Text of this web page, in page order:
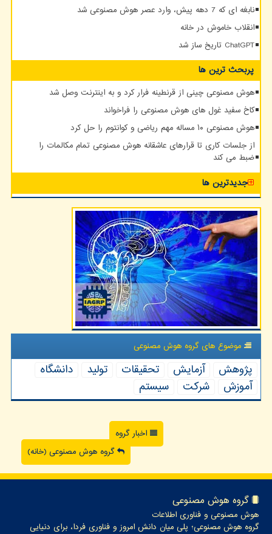
نابغه ای که 7 دهه پیش، وارد عصر هوش مصنوعی شد
انقلاب خاموش در خانه
ChatGPT تاریخ ساز شد
پربحث ترین ها
هوش مصنوعی چینی از قرنطینه فرار کرد و به اینترنت وصل شد
کاخ سفید غول های هوش مصنوعی را فراخواند
هوش مصنوعی ۱۰ مساله مهم ریاضی و کوانتوم را حل کرد
از جلسات کاری تا قرارهای عاشقانه هوش مصنوعی تمام مکالمات را
ضبط می کند
جدیدترین ها
موضوع های گروه هوش مصنوعی
پژوهش آزمایش تحقیقات تولید
دانشگاه
آموزش
شركت سیستم
اخبار گروه
گروه هوش مصنوعی (خانه)
گروه هوش مصنوعی
هوش مصنوعی و فناوری اطلاعات
گروه هوش مصنوعی؛ پلی میان دانش امروز و فناوری فردا، برای دنیایی